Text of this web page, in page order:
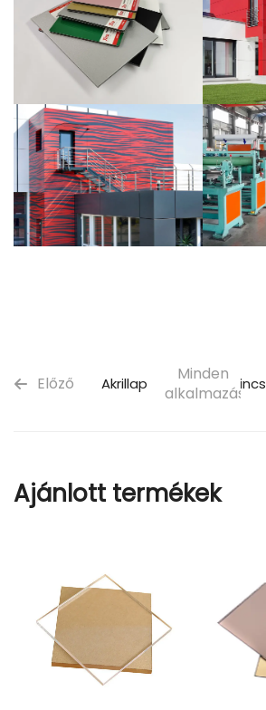
Előző Akrillap
Minden
alkalmazásNincs
Ajánlott termékek